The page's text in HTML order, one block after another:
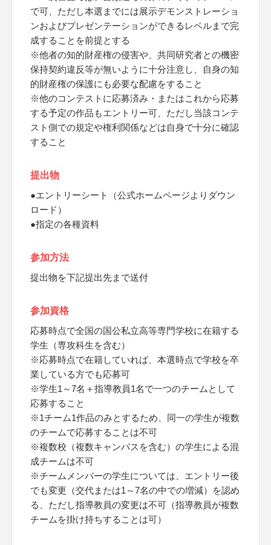
で可、ただし本選までには展示デモンストレーショ
ンおよびプレゼンテーションができるレベルまで完
成することを前提とする
※他者の知的財産権の侵害や、共同研究者との機密
保持契約違反等が無いように十分注意し、自身の知
的財産権の保護にも必要な配慮をすること
※他のコンテストに応募済み・またはこれから応募
する予定の作品もエントリー可、ただし当該コンテ
スト側での規定や権利関係などは自身で十分に確認
すること
提出物
●エントリーシート（公式ホームページよりダウン
ロード）
●指定の各種資料
参加方法
提出物を下記提出先まで送付
参加資格
応募時点で全国の国公私立高等専門学校に在籍する
学生（専攻科生を含む）
※応募時点で在籍していれば、本選時点で学校を卒
業している方でも応募可
※学生1～7名＋指導教員1名で一つのチームとして
応募すること
※1チーム1作品のみとするため、同一の学生が複数
のチームで応募することは不可
※複数校（複数キャンパスを含む）の学生による混
成チームは不可
※チームメンバーの学生については、エントリー後
でも変更（交代または1～7名の中での増減）を認め
る、ただし指導教員の変更は不可（指導教員が複数
チームを掛け持ちすることは可）